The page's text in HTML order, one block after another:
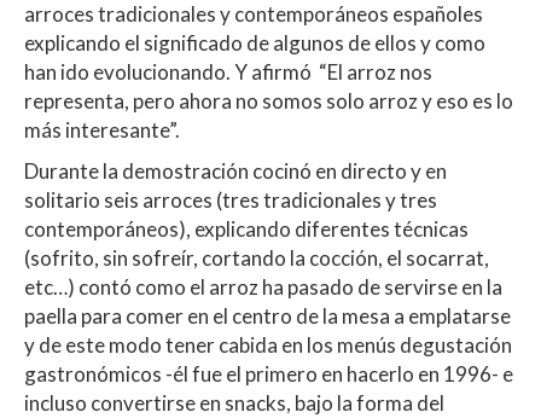
arroces tradicionales y contemporáneos españoles
explicando el significado de algunos de ellos y como
han ido evolucionando. Y afirmó “El arroz nos
representa, pero ahora no somos solo arroz y eso es lo
más interesante”.
Durante la demostración cocinó en directo y en
solitario seis arroces (tres tradicionales y tres
contemporáneos), explicando diferentes técnicas
(sofrito, sin sofreír, cortando la cocción, el socarrat,
etc…) contó como el arroz ha pasado de servirse en la
paella para comer en el centro de la mesa a emplatarse
y de este modo tener cabida en los menús degustación
gastronómicos -él fue el primero en hacerlo en 1996- e
incluso convertirse en snacks, bajo la forma del